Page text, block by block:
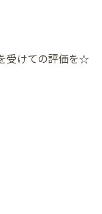
受けての評価を☆